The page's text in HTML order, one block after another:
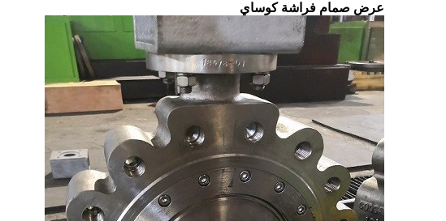
عرض صمام فراشة كوساي